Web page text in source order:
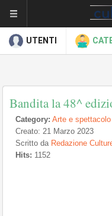
UTENTI
Bandita la 48^
Category: Arte e spettacolo
Creato: 21 Marzo 2023
Scritto da Redazione
Hits: 1152